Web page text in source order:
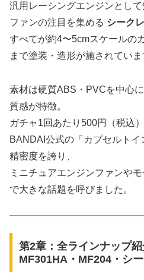
汎用レーシングエンジンとして
ファンの注目を集める シーク
すべてが約4〜5cmスケールの
まで塗装・造形が施されていま
素材は硬質ABS・PVCを中心
質感が特徴。
ガチャ1回あたり500円（税込
BANDAI公式の「カプセルト
精密度を誇り、
ミニチュアエンジンファンや
で大きな話題を呼びました。
第2章：全ラインナップ
MF301HA・MF204・シ